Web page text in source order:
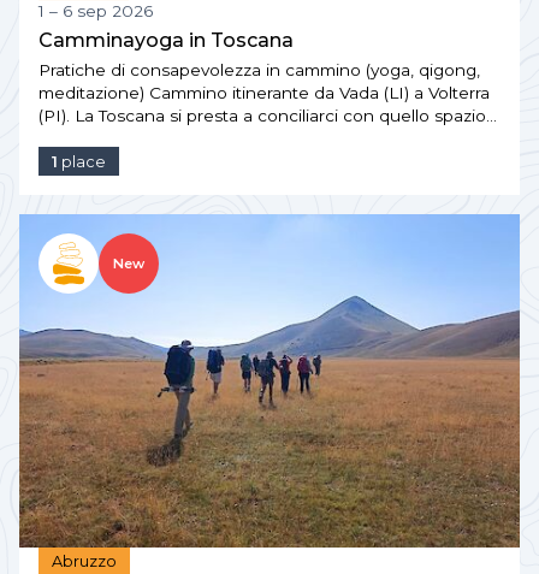
1 – 6 sep 2026
Camminayoga in Toscana
Pratiche di consapevolezza in cammino (yoga, qigong,
meditazione) Cammino itinerante da Vada (LI) a Volterra
(PI). La Toscana si presta a conciliarci con quello spazio…
1 place
New
Abruzzo